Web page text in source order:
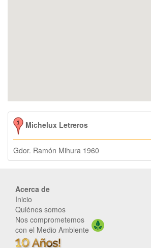
Michelux Letreros
Gdor. Ramón Mihura 1960
Acerca de
Inicio
Quiénes somos
Nos comprometemos
con el Medio Ambiente